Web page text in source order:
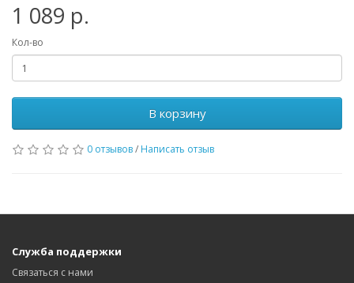
1 089 р.
Кол-во
В корзину
0 отзывов/ Написать отзыв
Служба поддержки
Связаться с нами